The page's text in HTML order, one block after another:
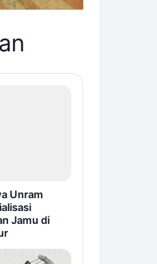
Unram
Jamu di